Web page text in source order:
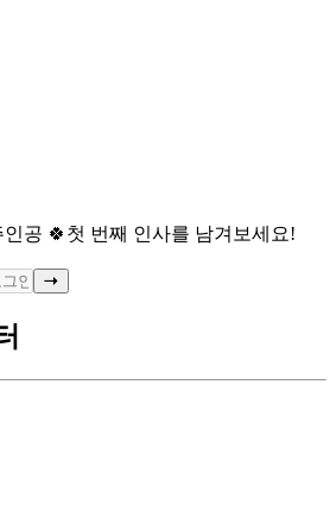
공 🍀 첫 번째 인사를 남겨보세요!